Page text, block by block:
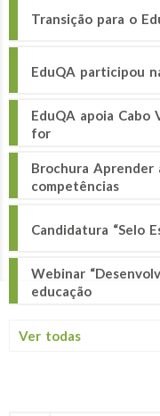
Transição para o
EduQA participou
EduQA apoia Cabo
for
Brochura Aprender
competências
Candidatura “Selo
Webinar
educação
Ver todas